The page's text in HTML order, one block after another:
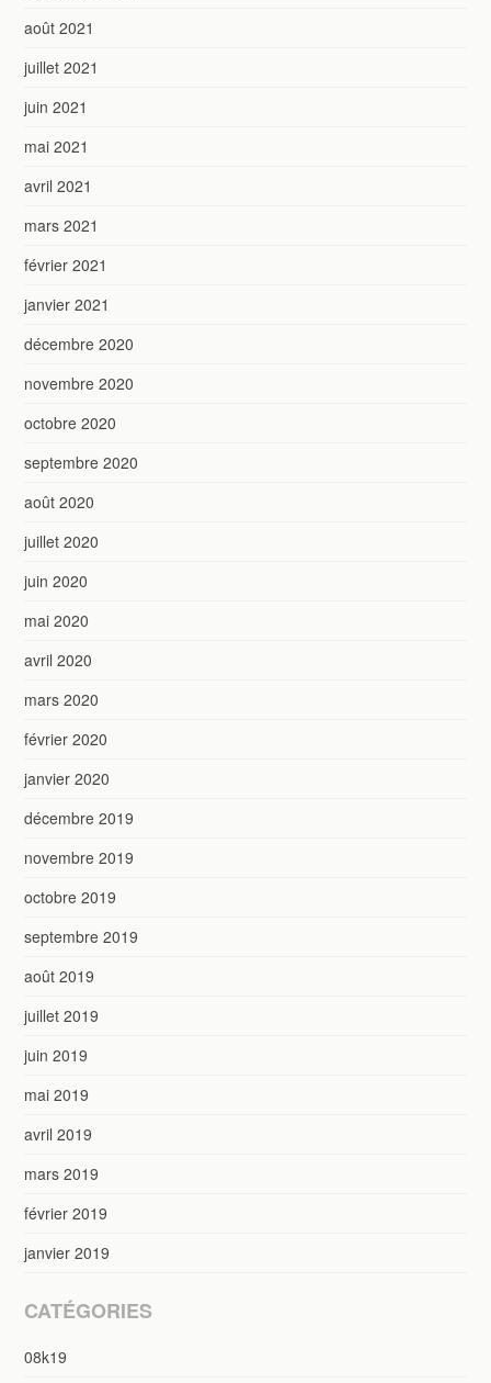
août 2021
juillet 2021
juin 2021
mai 2021
avril 2021
mars 2021
février 2021
janvier 2021
décembre 2020
novembre 2020
octobre 2020
septembre 2020
août 2020
juillet 2020
juin 2020
mai 2020
avril 2020
mars 2020
février 2020
janvier 2020
décembre 2019
novembre 2019
octobre 2019
septembre 2019
août 2019
juillet 2019
juin 2019
mai 2019
avril 2019
mars 2019
février 2019
janvier 2019
CATÉGORIES
08k19